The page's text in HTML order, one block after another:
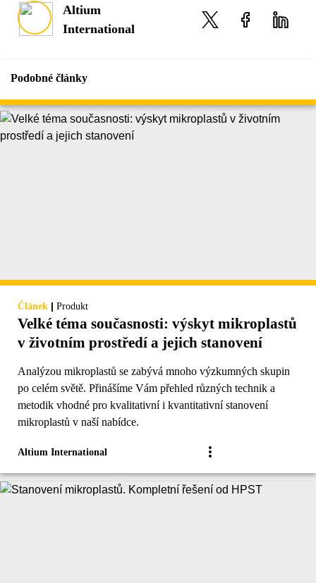
Altium
International
Podobné články
Článek | Produkt
Velké téma současnosti: výskyt mikroplastů
v životním prostředí a jejich stanovení
Analýzou mikroplastů se zabývá mnoho výzkumných skupin
po celém světě. Přinášíme Vám přehled různých technik a
metodik vhodné pro kvalitativní i kvantitativní stanovení
mikroplastů v naší nabídce.
Altium International